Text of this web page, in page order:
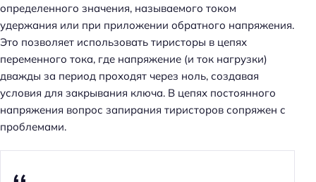
определенного значения, называемого током
удержания или при приложении обратного напряжения.
Это позволяет использовать тиристоры в цепях
переменного тока, где напряжение (и ток нагрузки)
дважды за период проходят через ноль, создавая
условия для закрывания ключа. В цепях постоянного
напряжения вопрос запирания тиристоров сопряжен с
проблемами.